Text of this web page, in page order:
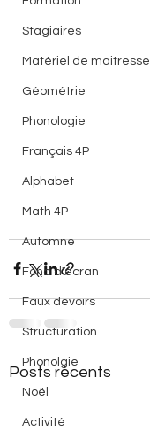
Stagiaires
Matériel de maitresse
Géométrie
Phonologie
Français 4P
Alphabet
Math 4P
Automne
Fond d'écran
Faux devoirs
Structuration
Phonolgie
Noël
Activité
Posts récents